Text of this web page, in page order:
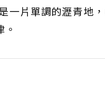
一片單調的瀝青地